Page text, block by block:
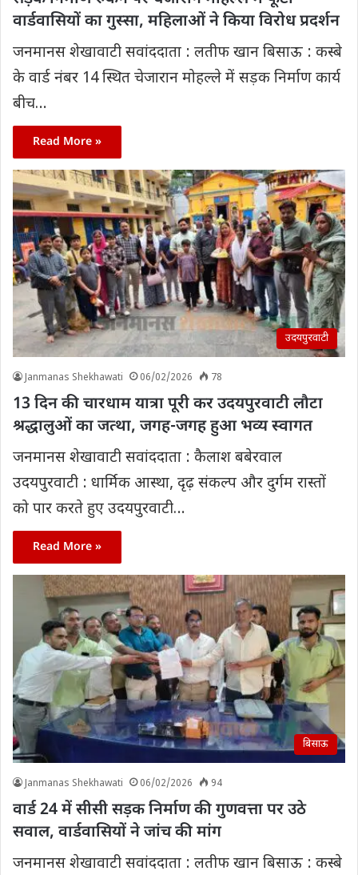
वार्डवासियों का गुस्सा, महिलाओं ने किया विरोध प्रदर्शन
जनमानस शेखावाटी सवांददाता : लतीफ खान बिसाऊ : कस्बे
के वार्ड नंबर 14 स्थित चेजारान मोहल्ले में सड़क निर्माण कार्य
बीच…
Read More »
उदयपुरवाटी
Janmanas Shekhawati 06/02/2026 78
13 दिन की चारधाम यात्रा पूरी कर उदयपुरवाटी लौटा
श्रद्धालुओं का जत्था, जगह-जगह हुआ भव्य स्वागत
जनमानस शेखावाटी सवांददाता : कैलाश बबेरवाल
उदयपुरवाटी : धार्मिक आस्था, दृढ़ संकल्प और दुर्गम रास्तों
को पार करते हुए उदयपुरवाटी…
Read More »
बिसाऊ
Janmanas Shekhawati 06/02/2026 94
वार्ड 24 में सीसी सड़क निर्माण की गुणवत्ता पर उठे
सवाल, वार्डवासियों ने जांच की मांग
जनमानस शेखावाटी सवांददाता : लतीफ खान बिसाऊ : कस्बे